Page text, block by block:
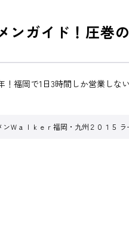
ンガイド！圧巻
！福岡で1日3時間しか営業し
ンＷａｌｋｅｒ福岡・九州２０１５